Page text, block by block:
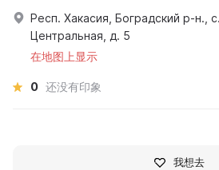
Респ. Хакасия, Боградский р-н.,
Центральная, д. 5
在地图上显示
0 还没有印象
我想去